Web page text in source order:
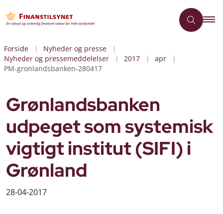
Forside
Nyheder og presse
Nyheder og pressemeddelelser
2017
apr
PM-gronlandsbanken-280417
Grønlandsbanken
udpeget som systemisk
vigtigt institut (SIFI) i
Grønland
28-04-2017